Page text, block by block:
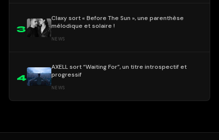
3
Claxy sort « Before The Sun », une parenthèse
mélodique et solaire !
NEWS
4
AXELL sort “Waiting For”, un titre introspectif et
progressif
NEWS